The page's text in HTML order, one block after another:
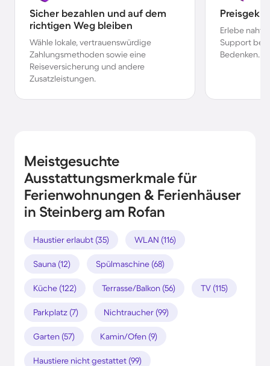
Sicher bezahlen und auf dem
richtigen Weg bleiben
Wähle lokale, vertrauenswürdige
Zahlungsmethoden sowie eine
Reiseversicherung und andere
Zusatzleistungen.
Erlebe
Support bei
Bedenken.
Meistgesuchte
Ausstattungsmerkmale für
Ferienwohnungen & Ferienhäuser
in Steinberg am Rofan
Haustier erlaubt (35) WLAN (116)
Sauna (12) Spülmaschine (68)
Küche (122) Terrasse/Balkon (56) TV (115)
Parkplatz (7) Nichtraucher (99)
Garten (57) Kamin/Ofen (9)
Haustiere nicht gestattet (99)